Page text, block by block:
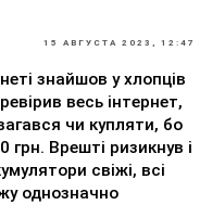
15 АВГУСТА 2023, 12:47
знайшов у хлопців
весь інтернет,
чи купляти, бо
грн. Врешті ризикнув і
свіжі, всі
однозначно